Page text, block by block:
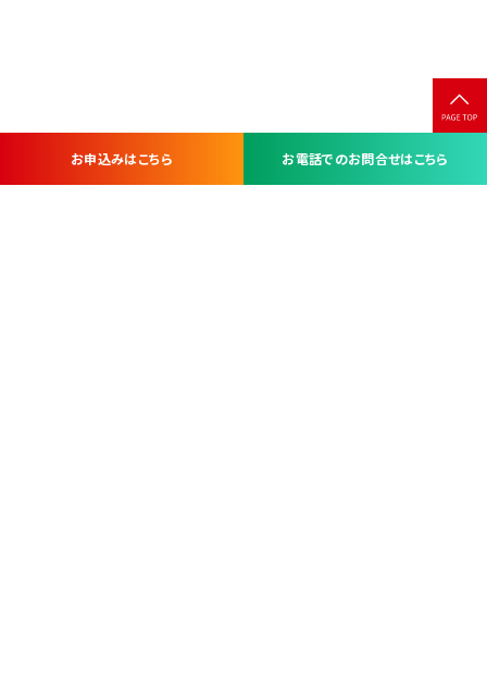
お申込みはこちら お電話でのお問合せはこちら